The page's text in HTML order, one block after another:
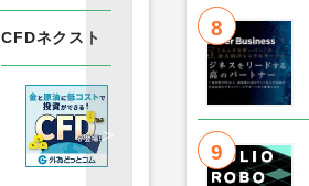
CFDネクスト（10回以上取引）
7,000円
［1位］ハピタス
8
9